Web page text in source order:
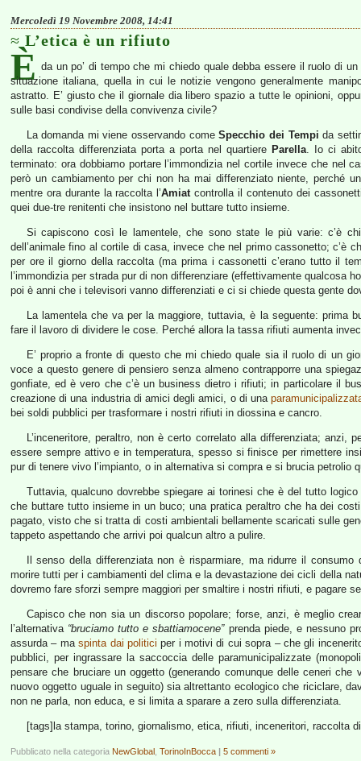
Mercoledì 19 Novembre 2008, 14:41
L’etica è un rifiuto
È da un po’ di tempo che mi chiedo quale debba essere il ruolo di
situazione italiana, quella in cui le notizie vengono generalmente
astratto. E’ giusto che il giornale dia libero spazio a tutte le opinioni,
sulle basi condivise della convivenza civile?
La domanda mi viene osservando comeSpecchio dei Tempi da
della raccolta differenziata porta a porta nel quartiere Parella. Io ci
terminato: ora dobbiamo portare l’immondizia nel cortile invece che nel
però un cambiamento per chi non ha mai differenziato niente, perché
mentre ora durante la raccolta l’Amiatcontrolla il contenuto dei
quei due-tre renitenti che insistono nel buttare tutto insieme.
Si capiscono così le lamentele, che sono state le più varie: c’è
dell’animale fino al cortile di casa, invece che nel primo cassonetto; c’è
per ore il giorno della raccolta (ma prima i cassonetti c’erano tutto il
l’immondizia per strada pur di non differenziare (effettivamente qualcosa
poi è anni che i televisori vanno differenziati e ci si chiede questa gente
La lamentela che va per la maggiore, tuttavia, è la seguente: prima
fare il lavoro di dividere le cose. Perché allora la tassa rifiuti aumenta
E’ proprio a fronte di questo che mi chiedo quale sia il ruolo di un
voce a questo genere di pensiero senza almeno contrapporre una
gonfiate, ed è vero che c’è un business dietro i rifiuti; in particolare il
creazione di una industria di amici degli amici, o di una
bei soldi pubblici per trasformare i nostri rifiuti in diossina e cancro.
L’inceneritore, peraltro, non è certo correlato alla differenziata;
essere sempre attivo e in temperatura, spesso si finisce per rimettere
pur di tenere vivo l’impianto, o in alternativa si compra e si brucia
Tuttavia, qualcuno dovrebbe spiegare ai torinesi che è del tutto
che buttare tutto insieme in un buco; una pratica peraltro che ha dei
pagato, visto che si tratta di costi ambientali bellamente scaricati sulle
tappeto aspettando che arrivi poi qualcun altro a pulire.
Il senso della differenziata non è risparmiare, ma ridurre il
morire tutti per i cambiamenti del clima e la devastazione dei cicli della
dovremo fare sforzi sempre maggiori per smaltire i nostri rifiuti, e pagare
Capisco che non sia un discorso popolare; forse, anzi, è meglio
l’alternativa “bruciamo tutto e sbattiamocene”prenda piede, e nessuno
assurda – maspinta dai politici per i motivi di cui sopra – che gli
pubblici, per ingrassare la saccoccia delle paramunicipalizzate
pensare che bruciare un oggetto (generando comunque delle ceneri
nuovo oggetto uguale in seguito) sia altrettanto ecologico che riciclare,
non ne parla, non educa, e si limita a sparare a zero sulla differenziata.
[tags]la stampa, torino, giornalismo, etica, rifiuti, inceneritori, raccolta
Pubblicato nella categoria NewGlobal TorinoInBocca | 5 commenti »